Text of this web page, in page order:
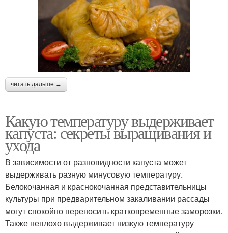
читать дальше →
Какую температуру выдерживает
капуста: секреты выращивания и
ухода
В зависимости от разновидности капуста может
выдерживать разную минусовую температуру.
Белокочанная и краснокочанная представительницы
культуры при предварительном закаливании рассады
могут спокойно переносить кратковременные заморозки.
Также неплохо выдерживает низкую температуру